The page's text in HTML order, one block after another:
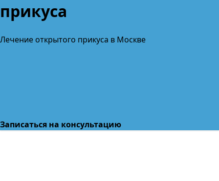
прикуса
Лечение открытого прикуса в Москве
Записаться на консультацию